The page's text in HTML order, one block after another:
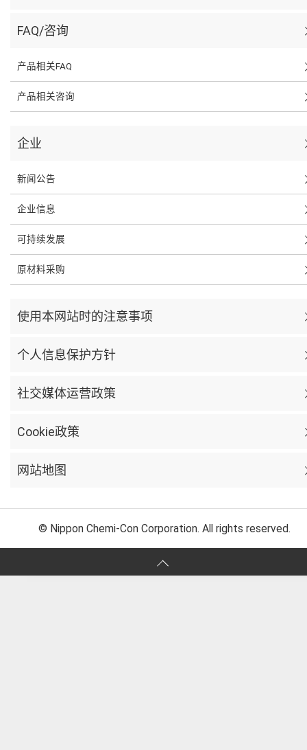
FAQ/咨询
产品相关FAQ
产品相关咨询
企业
新闻公告
企业信息
可持续发展
原材料采购
使用本网站时的注意事项
个人信息保护方针
社交媒体运营政策
Cookie政策
网站地图
© Nippon Chemi-Con Corporation. All rights reserved.